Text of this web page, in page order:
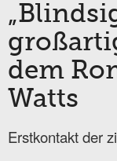
dem
Watts
Erstkontakt der